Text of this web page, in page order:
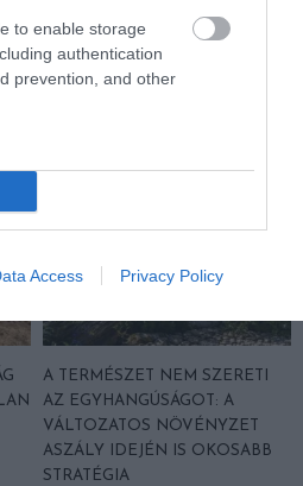
to enable storage
authentication
prevention, and other
Access Privacy Policy
SZÍVJA KI A VIZET A
NÖVÉNYEKBŐL
2026-08-04
A TERMÉSZET NEM SZERETI
AZ EGYHANGÚSÁGOT: A
VÁLTOZATOS NÖVÉNYZET
ASZÁLY IDEJÉN IS OKOSABB
STRATÉGIA